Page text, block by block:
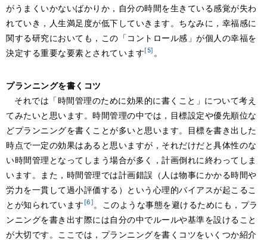
がうまくいかないばかりか，自分の時間を生きている感覚が失わ
れていき，人生満足度が低下していきます。ちなみに，幸福感に
関する研究においても，この「コントロール感」が個人の幸福を
決定する重要な要素とされています [5] 。
プランニングを書くコツ
それでは「時間管理のために効果的に書くこと」について考え
てみたいと思います。時間管理の中では，目標設定や優先順位な
どプランニングを書くことが多いと思います。目標を書き出した
時点で一定の効果はあると思いますが，それだけだと具体性のな
い時間管理となってしまう場合が多く，計画倒れに終わってしま
います。また，時間管理では計画錯誤（人は物事にかかる時間や
労力を一貫して過小評価する）という心理的バイアスが起こるこ
とが知られています [6] 。このような事態を避けるためにも，プラ
ンニングを書き出す際には自分の中でルールや基準を設けること
が大切です。ここでは，プランニングを書くコツをいくつか紹介